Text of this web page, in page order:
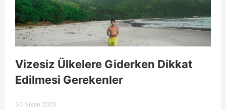
Vizesiz Ülkelere Giderken Dikkat
Edilmesi Gerekenler
30 Nisan 2020